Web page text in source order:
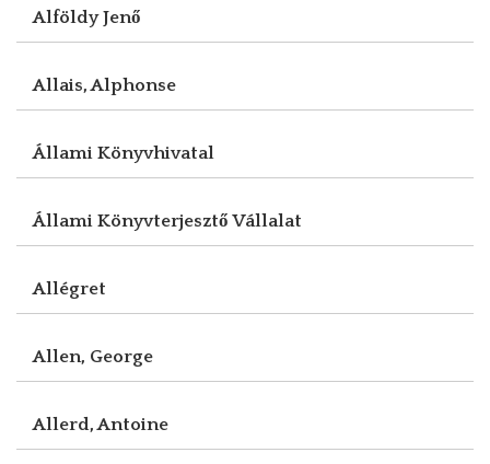
Alföldy Jenő
Allais, Alphonse
Állami Könyvhivatal
Állami Könyvterjesztő Vállalat
Allégret
Allen, George
Allerd, Antoine